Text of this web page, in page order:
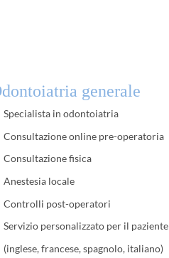
generale
Specialista in odontoiatria
Consultazione online pre-operatoria
Consultazione fisica
Anestesia locale
Controlli post-operatori
Servizio personalizzato per il paziente
(inglese, francese, spagnolo, italiano)